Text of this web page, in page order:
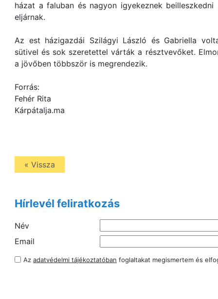
házat a faluban és nagyon igyekeznek
eljárnak.
Az est házigazdái Szilágyi László és Gabriella
sütivel és sok szeretettel várták a résztvevőket.
a jövőben többször is megrendezik.
Forrás:
Fehér Rita
Kárpátalja.ma
« Vissza
Hírlevél feliratkozás
Név
Email
Az adatvédelmi tájékoztatóban foglaltakat megismertem és